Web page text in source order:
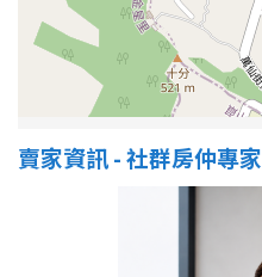
賣家資訊 - 社群房仲專家